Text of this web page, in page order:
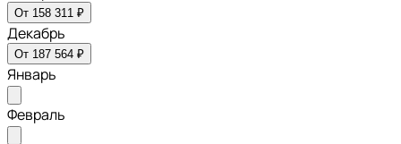
От 158 311 ₽
Декабрь
От 187 564 ₽
Январь
Февраль